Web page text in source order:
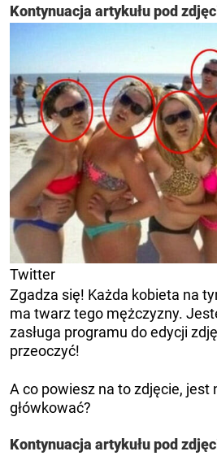
Kontynuacja artykułu pod
Twitter
Zgadza się! Każda kobieta na
ma twarz tego mężczyzny.
zasługa programu do edycji
przeoczyć!
A co powiesz na to zdjęcie, jest
główkować?
Kontynuacja artykułu pod